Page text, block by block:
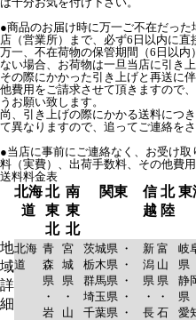
●商品のお届け時に万一ご不在だっ
店（営業所）まで、必ず6日以内に直
万一、不在荷物の保管期間（6日以
ない場合、お荷物は一旦当店に引き上
その際にかかった引き上げと再送に
他費用をご請求させて頂きますので
うお願い致します。
尚、引き上げの際にかかる送料につ
て異なりますので、追ってご連絡をさ
●当店に事前にご連絡なく、お受け
料（実費）、出荷手数料、その他費
送料料金表
北海
道
北
東
北
南
東
北
関東
信
越
北
陸
東
地
域
詳
細
北海
道
青
森
県
・
岩
宮
城
県
・
山
茨城県 ・
栃木県 ・
群馬県 ・
埼玉県 ・
千葉県 ・
新
潟
県
・
長
富
山
県
・
石
岐
県
静
県
愛